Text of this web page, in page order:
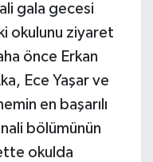
gala gecesi
okulunu ziyaret
önce Erkan
Ece Yaşar ve
en başarılı
bölümünün
okulda